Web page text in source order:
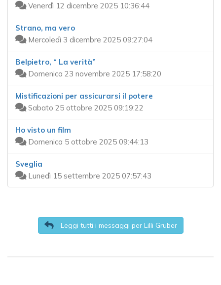
Venerdì 12 dicembre 2025 10:36:44
Strano, ma vero
Mercoledì 3 dicembre 2025 09:27:04
Belpietro, “ La verità”
Domenica 23 novembre 2025 17:58:20
Mistificazioni per assicurarsi il potere
Sabato 25 ottobre 2025 09:19:22
Ho visto un film
Domenica 5 ottobre 2025 09:44:13
Sveglia
Lunedì 15 settembre 2025 07:57:43
Leggi tutti i messaggi per Lilli Gruber